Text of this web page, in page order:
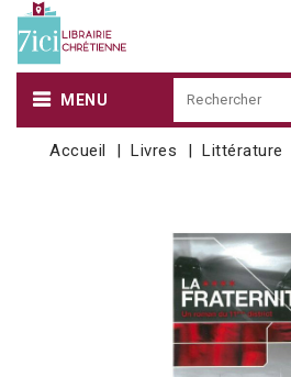
MENU
Accueil Livres Littérature